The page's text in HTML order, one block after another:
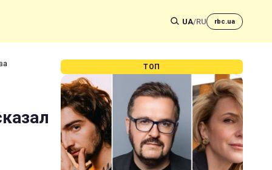
UA/RU rbc.ua
ТОП